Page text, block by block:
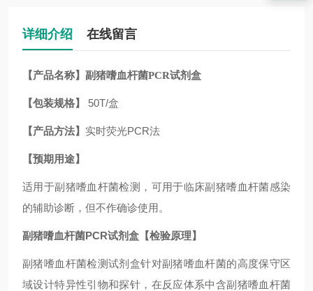
详细介绍 在线留言
【产品名称】 副猪嗜血杆菌PCR试剂盒
【包装规格】 50T/盒
【产品方法】 实时荧光PCR法
【预期用途】
适用于副猪嗜血杆菌检测，可用于临床副猪嗜血杆菌感染
的辅助诊断，但不作确诊使用。
副猪嗜血杆菌PCR试剂盒 【检验原理】
副猪嗜血杆菌检测试剂盒针对副猪嗜血杆菌的高度保守区
域设计特异性引物和探针，在反应体系中含副猪嗜血杆菌